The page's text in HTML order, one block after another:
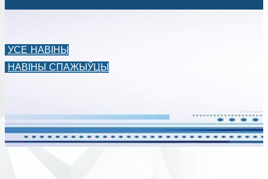
УСЕ НАВІНЫ
НАВІНЫ СПАЖЫЎЦЫ